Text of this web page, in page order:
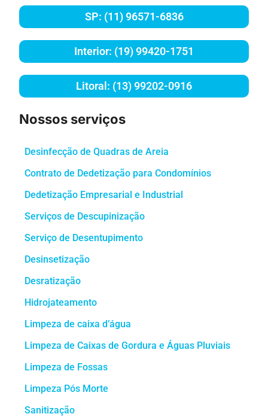
SP: (11) 96571-6836
Interior: (19) 99420-1751
Litoral: (13) 99202-0916
Nossos serviços
Desinfecção de Quadras de Areia
Contrato de Dedetização para Condomínios
Dedetização Empresarial e Industrial
Serviços de Descupinização
Serviço de Desentupimento
Desinsetização
Desratização
Hidrojateamento
Limpeza de caixa d’água
Limpeza de Caixas de Gordura e Águas Pluviais
Limpeza de Fossas
Limpeza Pós Morte
Sanitização